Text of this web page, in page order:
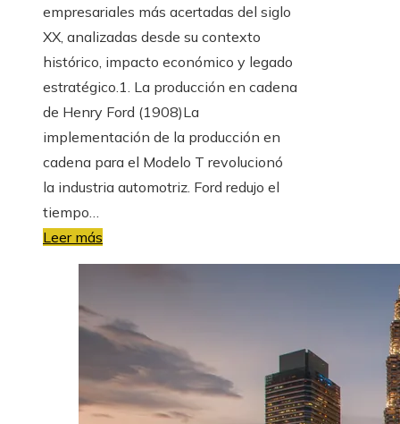
empresariales más acertadas del siglo
XX, analizadas desde su contexto
histórico, impacto económico y legado
estratégico.1. La producción en cadena
de Henry Ford (1908)La
implementación de la producción en
cadena para el Modelo T revolucionó
la industria automotriz. Ford redujo el
tiempo…
Leer más